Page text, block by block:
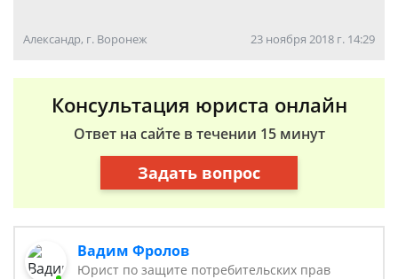
Александр, г. Воронеж 23 ноября 2018 г. 14:29
Консультация юриста онлайн
Ответ на сайте в течении 15 минут
Задать вопрос
Вадим Фролов
Юрист по защите потребительских прав